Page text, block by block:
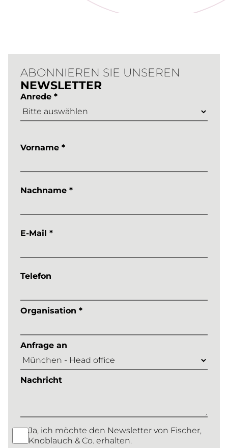
ABONNIEREN SIE UNSEREN
NEWSLETTER
Anrede *
Vorname *
Nachname *
E-Mail *
Telefon
Organisation *
Anfrage an
Nachricht
Ja, ich möchte den Newsletter von Fischer,
Knoblauch & Co. erhalten.